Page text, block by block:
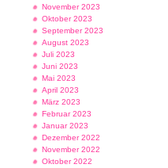
November 2023
Oktober 2023
September 2023
August 2023
Juli 2023
Juni 2023
Mai 2023
April 2023
März 2023
Februar 2023
Januar 2023
Dezember 2022
November 2022
Oktober 2022